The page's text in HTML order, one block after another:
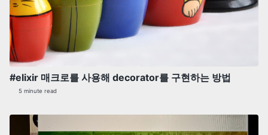
#elixir 매크로를 사용해 decorator를 구현하는 방법
5 minute read